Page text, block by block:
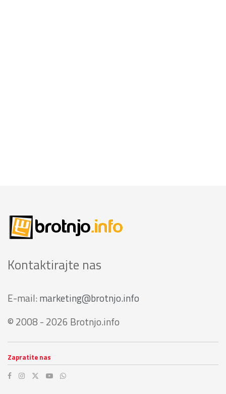
Kontaktirajte nas
E-mail: marketing@brotnjo.info
© 2008 - 2026 Brotnjo.info
Zapratite nas